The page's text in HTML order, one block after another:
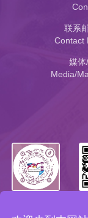
联系
Contact
媒
Media/